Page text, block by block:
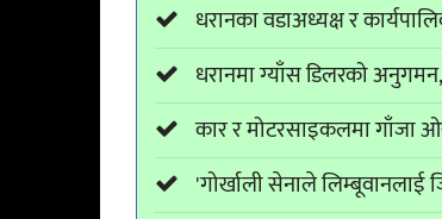
धरानका वडाअध्यक्ष र
धरानमा ग्याँस डिलरको
कार र मोटरसाइकलमा गाँजा
'गोर्खाली सेनाले लिम्बूवानलाई